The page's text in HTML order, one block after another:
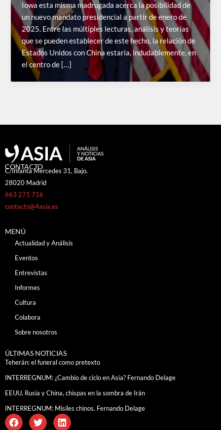
Iowa esta misma madrugada acerca la posibilidad de
un nuevo mandato presidencial a partir de enero de
2025. Entre las múltiples lecturas, análisis y teorías
que se pueden establecer de este hecho, la relación de
Estados Unidos con China estaría, indudablemente, en
el centro de […]
CONTACTO
C/Infanta Mercedes 31, Bajo.
28020 Madrid
663 271 716
contacto@4asia.es
MENÚ
Actualidad y Análisis
Eventos
Entrevistas
Informes
Cultura
Colabora
Sobre nosotros
ÚLTIMAS NOTICIAS
Teherán: el funeral como pretexto
INTERREGNUM: ¿Cambio de ciclo en Asia? Fernando Delage
EEUU, Rusia y China, chispas en la sombra de Irán
INTERREGNUM: Misiles chinos. Fernando Delage